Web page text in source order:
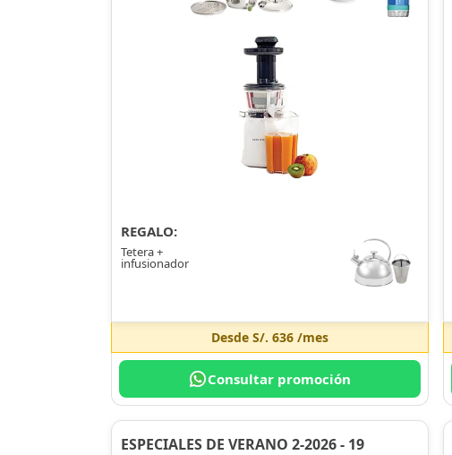
REGALO:
Tetera +
infusionador
Desde S/. 636/mes
Consultar promoción
ESPECIALES DE VERANO 2-2026 - 19